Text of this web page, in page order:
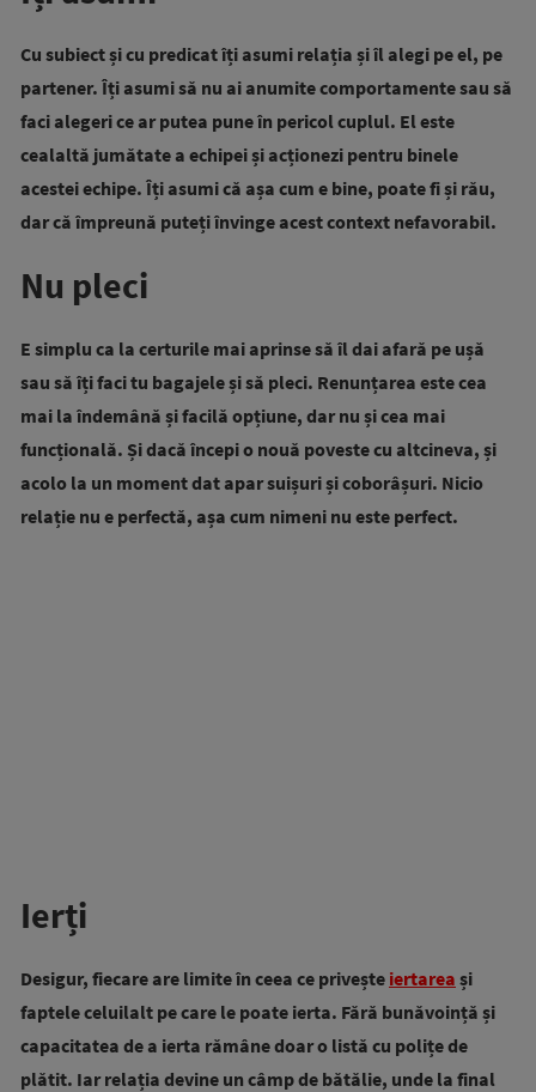
Cu subiect și cu predicat îți asumi relația și îl alegi pe el, pe
partener. Îți asumi să nu ai anumite comportamente sau să
faci alegeri ce ar putea pune în pericol cuplul. El este
cealaltă jumătate a echipei și acționezi pentru binele
acestei echipe. Îți asumi că așa cum e bine, poate fi și rău,
dar că împreună puteți învinge acest context nefavorabil.
Nu pleci
E simplu ca la certurile mai aprinse să îl dai afară pe ușă
sau să îți faci tu bagajele și să pleci. Renunțarea este cea
mai la îndemână și facilă opțiune, dar nu și cea mai
funcțională. Și dacă începi o nouă poveste cu altcineva, și
acolo la un moment dat apar suișuri și coborâșuri. Nicio
relație nu e perfectă, așa cum nimeni nu este perfect.
Ierți
Desigur, fiecare are limite în ceea ce privește iertarea și
faptele celuilalt pe care le poate ierta. Fără bunăvoință și
capacitatea de a ierta rămâne doar o listă cu polițe de
plătit. Iar relația devine un câmp de bătălie, unde la final